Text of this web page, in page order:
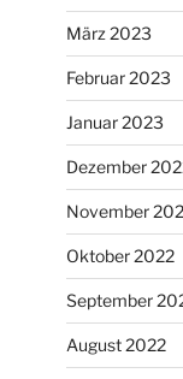
März 2023
Februar 2023
Januar 2023
Dezember
November
Oktober 2022
September
August 2022